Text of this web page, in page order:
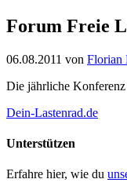
Forum Freie
06.08.2011 von Florian
Die jährliche
Dein-Lastenrad.de
Unterstützen
Erfahre hier, wie du